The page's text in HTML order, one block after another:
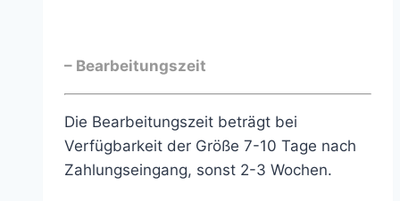
– Bearbeitungszeit
Die Bearbeitungszeit beträgt bei
Verfügbarkeit der Größe 7-10 Tage nach
Zahlungseingang, sonst 2-3 Wochen.